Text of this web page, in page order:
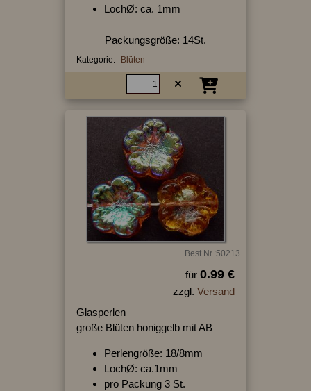
LochØ: ca. 1mm
Packungsgröße: 14St.
Kategorie: Blüten
Best.Nr.:50213
für 0.99 €
zzgl. Versand
Glasperlen
große Blüten honiggelb mit AB
Perlengröße: 18/8mm
LochØ: ca.1mm
pro Packung 3 St.